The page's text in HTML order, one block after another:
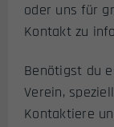
oder uns für
Kontakt zu
Benötigst du
Verein,
Kontaktiere